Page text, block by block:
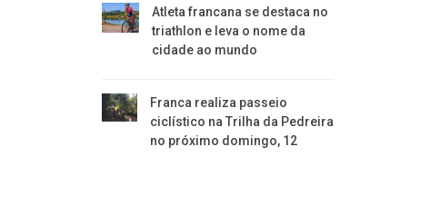
Atleta francana se destaca no
triathlon e leva o nome da
cidade ao mundo
Franca realiza passeio
ciclístico na Trilha da Pedreira
no próximo domingo, 12